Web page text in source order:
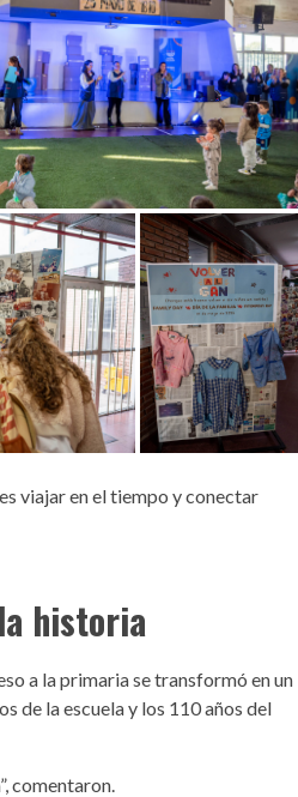
viajar en el tiempo y conectar
historia
a la primaria se transformó en un
de la escuela y los 110 años del
comentaron.